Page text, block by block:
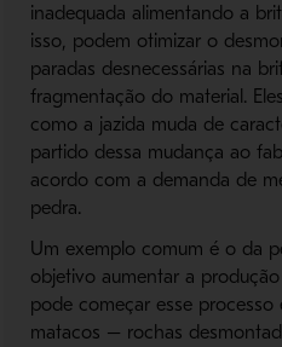
inadequada alimentando a
isso, podem otimizar o
paradas desnecessárias na
fragmentação do material.
como a jazida muda de
partido dessa mudança ao
acordo com a demanda de
pedra.
Um exemplo comum é o da
objetivo aumentar a
pode começar esse
matacos – rochas